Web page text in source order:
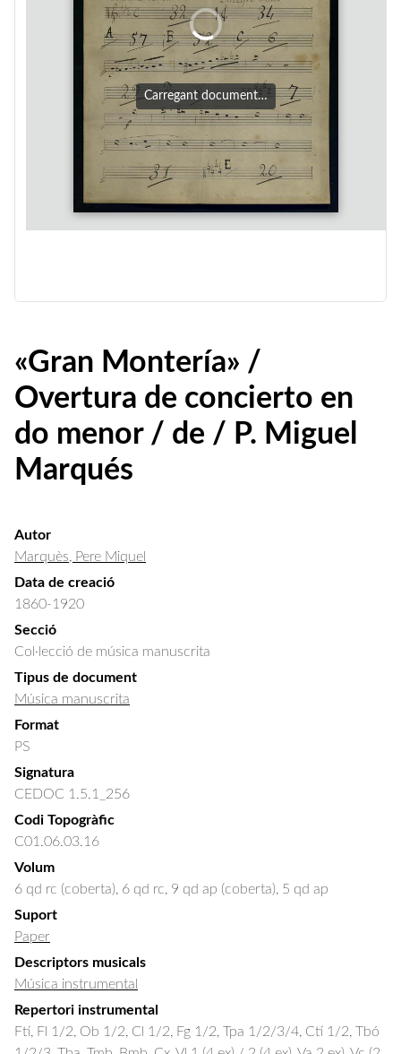
Carregant document…
«Gran Montería» /
Overtura de concierto en
do menor / de / P. Miguel
Marqués
Autor
Marquès, Pere Miquel
Data de creació
1860-1920
Secció
Col·lecció de música manuscrita
Tipus de document
Música manuscrita
Format
PS
Signatura
CEDOC 1.5.1_256
Codi Topogràfic
C01.06.03.16
Volum
6 qd rc (coberta), 6 qd rc, 9 qd ap (coberta), 5 qd ap
Suport
Paper
Descriptors musicals
Música instrumental
Repertori instrumental
Ftí, Fl 1/2, Ob 1/2, Cl 1/2, Fg 1/2, Tpa 1/2/3/4, Ctí 1/2, Tbó